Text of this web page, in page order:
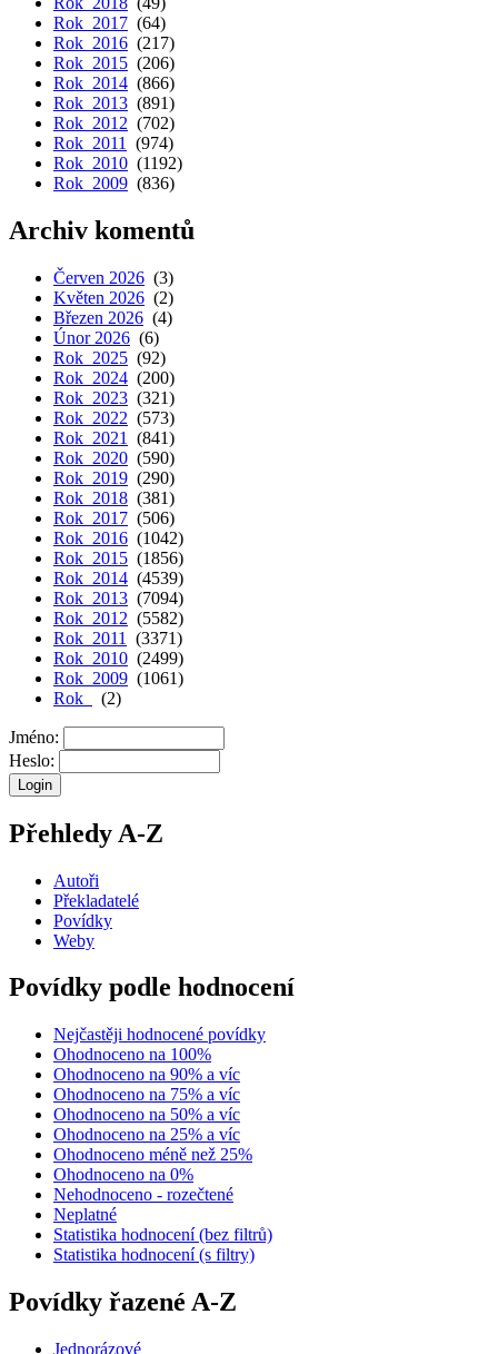
Rok 2017 (64)
Rok 2016 (217)
Rok 2015 (206)
Rok 2014 (866)
Rok 2013 (891)
Rok 2012 (702)
Rok 2011
(974)
Rok 2010 (1192)
Rok 2009 (836)
Archiv komentů
Červen 2026 (3)
Květen 2026 (2)
Březen 2026 (4)
Únor 2026 (6)
Rok 2025 (92)
Rok 2024 (200)
Rok 2023 (321)
Rok 2022 (573)
Rok 2021
(841)
Rok 2020 (590)
Rok 2019 (290)
Rok 2018 (381)
Rok 2017 (506)
Rok 2016 (1042)
Rok 2015 (1856)
Rok 2014 (4539)
Rok 2013 (7094)
Rok 2012 (5582)
Rok 2011
(3371)
Rok 2010 (2499)
Rok 2009 (1061)
Rok
(2)
Jméno:
Heslo:
Přehledy A-Z
Autoři
Překladatelé
Povídky
Weby
Povídky podle hodnocení
Nejčastěji hodnocené povídky
Ohodnoceno na 100%
Ohodnoceno na 90% a víc
Ohodnoceno na 75% a víc
Ohodnoceno na 50% a víc
Ohodnoceno na 25% a víc
Ohodnoceno méně než 25%
Ohodnoceno na 0%
Nehodnoceno - rozečtené
Neplatné
Statistika hodnocení (bez filtrů)
Statistika hodnocení (s filtry)
Povídky řazené A-Z
Jednorázové